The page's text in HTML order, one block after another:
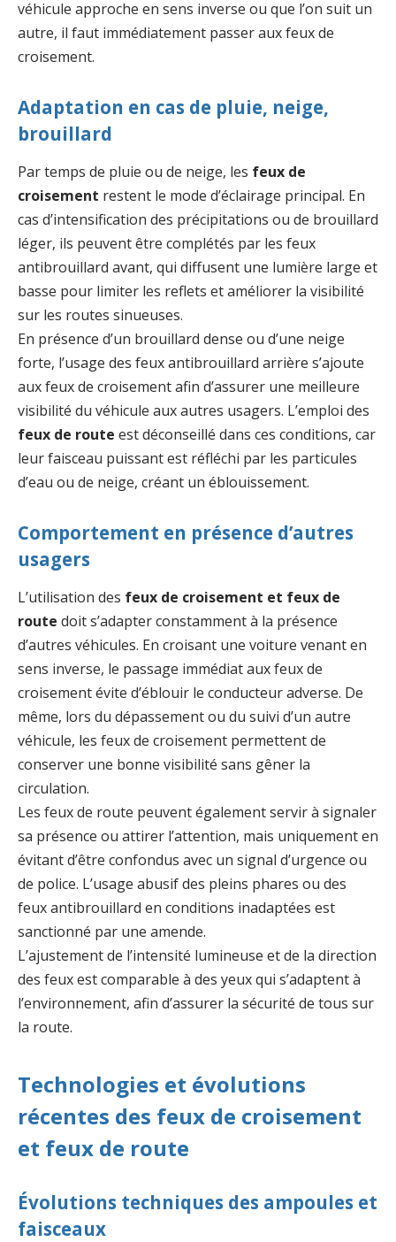
véhicule approche en sens inverse ou que l’on suit un
autre, il faut immédiatement passer aux feux de
croisement.
Adaptation en cas de pluie, neige,
brouillard
Par temps de pluie ou de neige, les feux de
croisement restent le mode d’éclairage principal. En
cas d’intensification des précipitations ou de brouillard
léger, ils peuvent être complétés par les feux
antibrouillard avant, qui diffusent une lumière large et
basse pour limiter les reflets et améliorer la visibilité
sur les routes sinueuses.
En présence d’un brouillard dense ou d’une neige
forte, l’usage des feux antibrouillard arrière s’ajoute
aux feux de croisement afin d’assurer une meilleure
visibilité du véhicule aux autres usagers. L’emploi des
feux de route est déconseillé dans ces conditions, car
leur faisceau puissant est réfléchi par les particules
d’eau ou de neige, créant un éblouissement.
Comportement en présence d’autres
usagers
L’utilisation des feux de croisement et feux de
route doit s’adapter constamment à la présence
d’autres véhicules. En croisant une voiture venant en
sens inverse, le passage immédiat aux feux de
croisement évite d’éblouir le conducteur adverse. De
même, lors du dépassement ou du suivi d’un autre
véhicule, les feux de croisement permettent de
conserver une bonne visibilité sans gêner la
circulation.
Les feux de route peuvent également servir à signaler
sa présence ou attirer l’attention, mais uniquement en
évitant d’être confondus avec un signal d’urgence ou
de police. L’usage abusif des pleins phares ou des
feux antibrouillard en conditions inadaptées est
sanctionné par une amende.
L’ajustement de l’intensité lumineuse et de la direction
des feux est comparable à des yeux qui s’adaptent à
l’environnement, afin d’assurer la sécurité de tous sur
la route.
Technologies et évolutions
récentes des feux de croisement
et feux de route
Évolutions techniques des ampoules et
faisceaux